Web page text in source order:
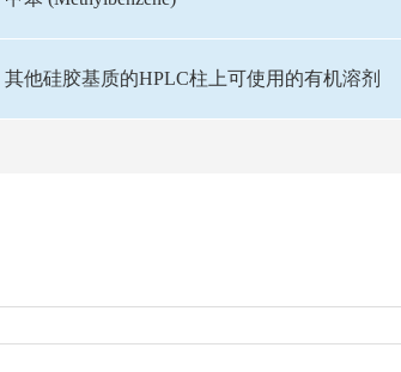
其他硅胶基质的HPLC柱上可使用的有机溶剂